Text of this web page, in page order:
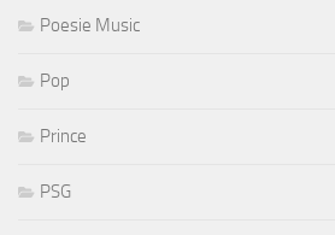
Poesie Music
Pop
Prince
PSG